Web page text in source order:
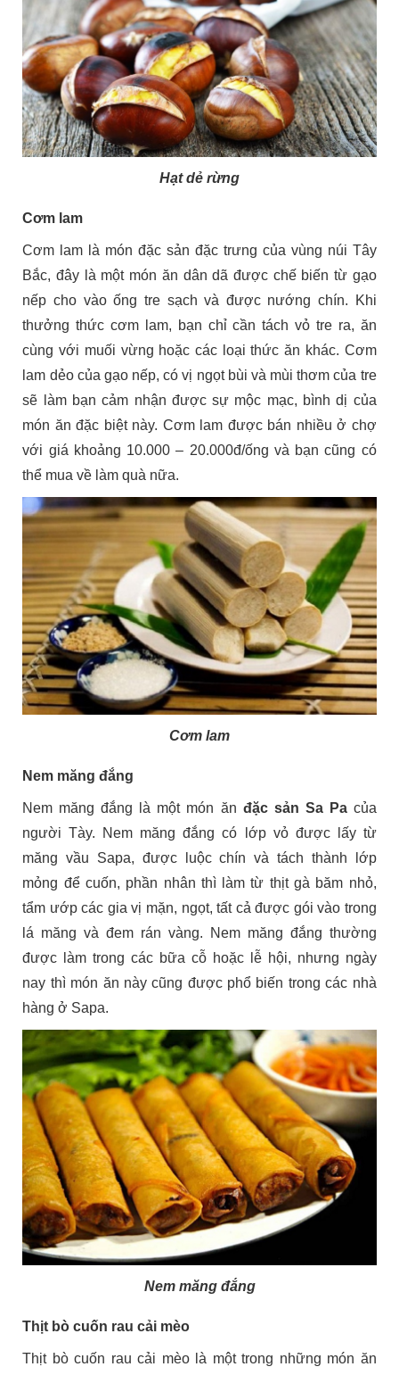
Hạt dẻ rừng
Cơm lam
Cơm lam là món đặc sản đặc trưng của vùng núi Tây
Bắc, đây là một món ăn dân dã được chế biến từ gạo
nếp cho vào ống tre sạch và được nướng chín. Khi
thưởng thức cơm lam, bạn chỉ cần tách vỏ tre ra, ăn
cùng với muối vừng hoặc các loại thức ăn khác. Cơm
lam dẻo của gạo nếp, có vị ngọt bùi và mùi thơm của tre
sẽ làm bạn cảm nhận được sự mộc mạc, bình dị của
món ăn đặc biệt này. Cơm lam được bán nhiều ở chợ
với giá khoảng 10.000 – 20.000đ/ống và bạn cũng có
thể mua về làm quà nữa.
Cơm lam
Nem măng đắng
Nem măng đắng là một món ăn đặc sản Sa Pacủa
người Tày. Nem măng đắng có lớp vỏ được lấy từ
măng vầu Sapa, được luộc chín và tách thành lớp
mỏng để cuốn, phần nhân thì làm từ thịt gà băm nhỏ,
tẩm ướp các gia vị mặn, ngọt, tất cả được gói vào trong
lá măng và đem rán vàng. Nem măng đắng thường
được làm trong các bữa cỗ hoặc lễ hội, nhưng ngày
nay thì món ăn này cũng được phổ biến trong các nhà
hàng ở Sapa.
Nem măng đắng
Thịt bò cuốn rau cải mèo
Thịt bò cuốn rau cải mèo là một trong những món ăn